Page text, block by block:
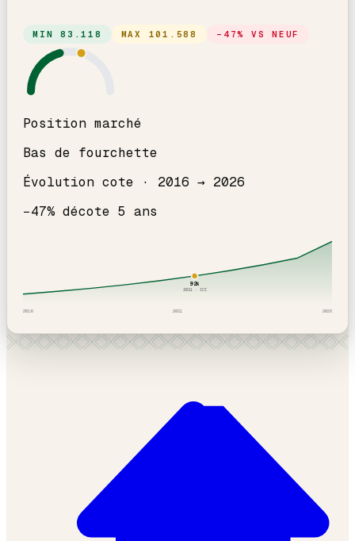
MIN83.118 MAX 101.588 − 47% VS NEUF
Position marché
Bas de fourchette
Évolution cote · 2016 → 2026
−47% décote 5 ans
92k
2021· ICI
2016 2021 2026